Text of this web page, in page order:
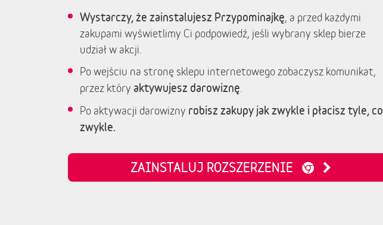
Wystarczy, że zainstalujesz Przypominajkę, a przed każdymi
zakupami wyświetlimy Ci podpowiedź, jeśli wybrany sklep bierze
udział w akcji.
Po wejściu na stronę sklepu internetowego zobaczysz komunikat,
przez który aktywujesz darowiznę
Po aktywacji darowizny robisz zakupy jak zwykle i płacisz tyle, co
zwykle.
ZAINSTALUJ ROZSZERZENIE